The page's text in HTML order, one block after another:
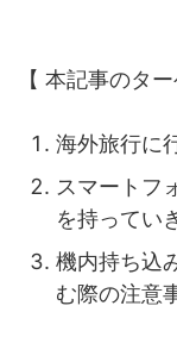
【 本記事のター
海外旅行に
スマートフ
を持ってい
機内持ち込
む際の注意